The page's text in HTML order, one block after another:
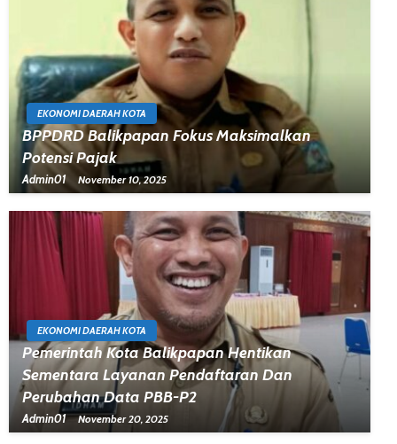
EKONOMI DAERAH KOTA
BPPDRD Balikpapan Fokus Maksimalkan
Potensi Pajak
Admin01 November 10, 2025
EKONOMI DAERAH KOTA
Pemerintah Kota Balikpapan Hentikan
Sementara Layanan Pendaftaran Dan
Perubahan Data PBB-P2
Admin01 November 20, 2025